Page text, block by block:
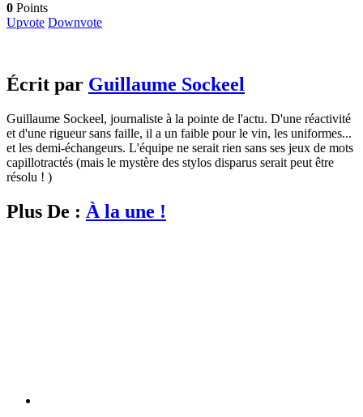
0 Points
Upvote Downvote
Écrit par Guillaume Sockeel
Guillaume Sockeel, journaliste à la pointe de l'actu. D'une réactivité
et d'une rigueur sans faille, il a un faible pour le vin, les uniformes...
et les demi-échangeurs. L'équipe ne serait rien sans ses jeux de mots
capillotractés (mais le mystère des stylos disparus serait peut être
résolu ! )
Plus De : À la une !